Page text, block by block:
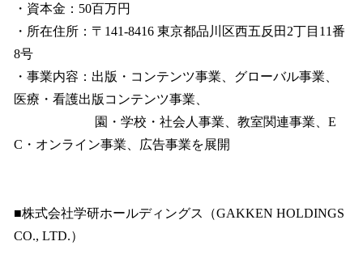
・資本金：50百万円
・所在住所：〒141-8416 東京都品川区西五反田2丁目11番
8号
・事業内容：出版・コンテンツ事業、グローバル事業、
医療・看護出版コンテンツ事業、
園・学校・社会人事業、教室関連事業、E
C・オンライン事業、広告事業を展開
■株式会社学研ホールディングス（GAKKEN HOLDINGS
CO., LTD.）